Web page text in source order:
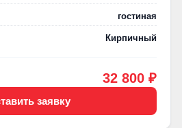
гостиная
Кирпичный
32 800 ₽
заявку